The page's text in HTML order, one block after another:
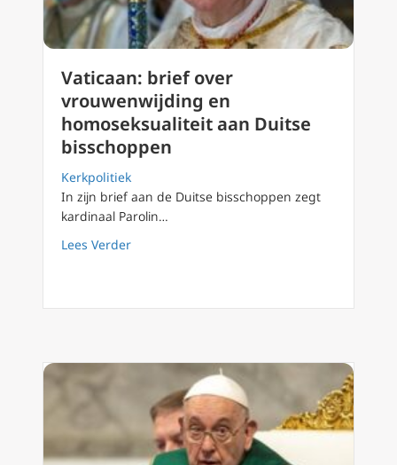
Vaticaan: brief over
vrouwenwijding en
homoseksualiteit aan Duitse
bisschoppen
Kerkpolitiek
In zijn brief aan de Duitse bisschoppen zegt
kardinaal Parolin…
Lees Verderabout Vaticaan: brief over vrouwenwijding